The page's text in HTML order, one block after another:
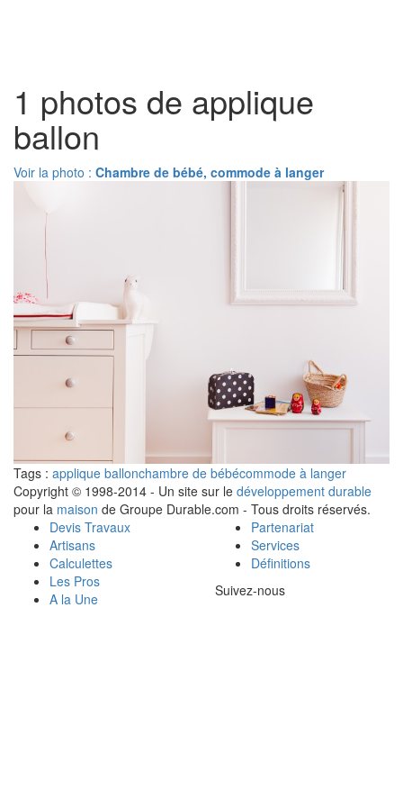
1 photos de applique
ballon
Voir la photo : Chambre de bébé, commode à langer
Tags : applique ballonchambre de bébécommode à langer
Copyright © 1998-2014 - Un site sur le développement durable
pour la maison de Groupe Durable.com - Tous droits réservés.
Devis Travaux
Artisans
Calculettes
Les Pros
A la Une
Partenariat
Services
Définitions
Suivez-nous